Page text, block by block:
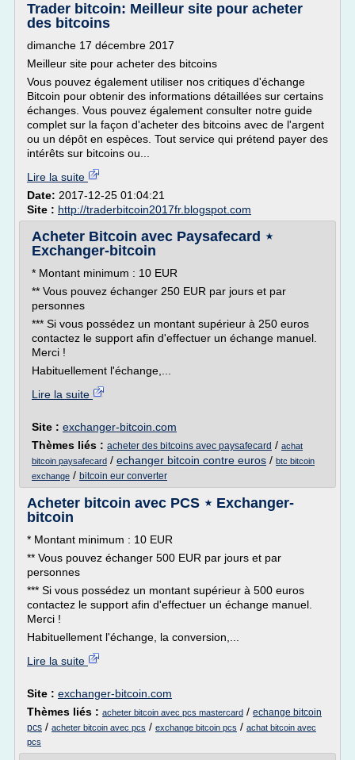
Trader bitcoin: Meilleur site pour acheter
des bitcoins
dimanche 17 décembre 2017
Meilleur site pour acheter des bitcoins
Vous pouvez également utiliser nos critiques d'échange
Bitcoin pour obtenir des informations détaillées sur certains
échanges. Vous pouvez également consulter notre guide
complet sur la façon d'acheter des bitcoins avec de l'argent
ou un dépôt en espèces. Tout service qui prétend payer des
intérêts sur bitcoins ou...
Lire la suite
Date: 2017-12-25 01:04:21
Site : http://traderbitcoin2017fr.blogspot.com
Acheter Bitcoin avec Paysafecard ⋆
Exchanger-bitcoin
* Montant minimum : 10 EUR
** Vous pouvez échanger 250 EUR par jours et par
personnes
*** Si vous possédez un montant supérieur à 250 euros
contactez le support afin d'effectuer un échange manuel.
Merci !
Habituellement l'échange,...
Lire la suite
Site : exchanger-bitcoin.com
Thèmes liés : acheter des bitcoins avec paysafecard / achat
bitcoin paysafecard / echanger bitcoin contre euros / btc bitcoin
exchange / bitcoin eur converter
Acheter bitcoin avec PCS ⋆ Exchanger-
bitcoin
* Montant minimum : 10 EUR
** Vous pouvez échanger 500 EUR par jours et par
personnes
*** Si vous possédez un montant supérieur à 500 euros
contactez le support afin d'effectuer un échange manuel.
Merci !
Habituellement l'échange, la conversion,...
Lire la suite
Site : exchanger-bitcoin.com
Thèmes liés : acheter bitcoin avec pcs mastercard / echange bitcoin
pcs / acheter bitcoin avec pcs / exchange bitcoin pcs / achat bitcoin avec
pcs